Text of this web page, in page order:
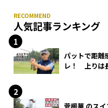
人気記事ランキング
パットで距離
レ！ 上りは
菅楓華 のス